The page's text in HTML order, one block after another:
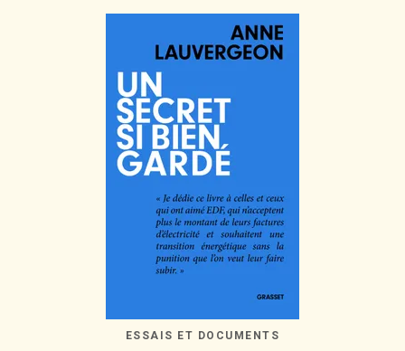
ESSAIS ET DOCUMENTS